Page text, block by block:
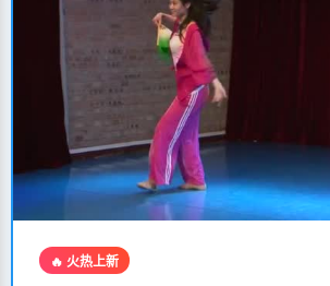
🔥 火热上新